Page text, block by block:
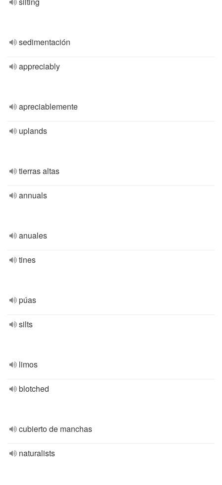
sedimentación
appreciably
apreciablemente
uplands
tierras altas
annuals
anuales
tines
púas
silts
limos
blotched
cubierto de manchas
naturalists